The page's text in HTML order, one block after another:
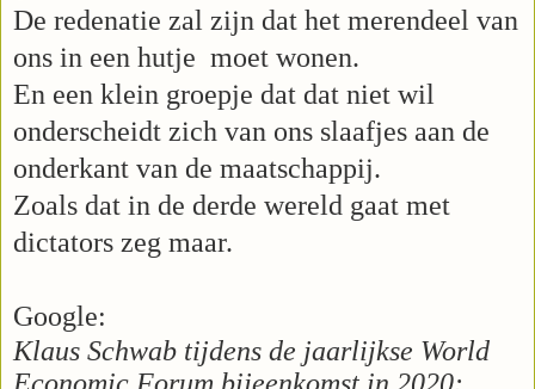
De redenatie zal zijn dat het merendeel van
ons in een hutje moet wonen.
En een klein groepje dat dat niet wil
onderscheidt zich van ons slaafjes aan de
onderkant van de maatschappij.
Zoals dat in de derde wereld gaat met
dictators zeg maar.
Google:
Klaus Schwab tijdens de jaarlijkse World